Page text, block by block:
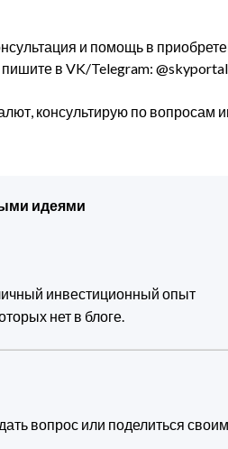
и помощь в
в VK/Telegram:
консультирую по вопросам
идеями
инвестиционный опыт
нет в блоге.
вопрос или поделиться